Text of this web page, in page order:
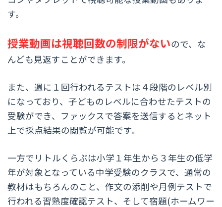
す。
授業動画は視聴回数の制限がないので、な
んども見返すことができます。
また、週に１回行われるテストは４段階のレベル別
になっており、子どものレベルに合わせたテストの
受験ができ、ファックスで答案を送信するとネット
上で採点結果の閲覧が可能です。
一方でリトルくらぶは小学１年生から３年生の低学
年が対象となっている中学受験のクラスで、通常の
教材はもちろんのこと、作文の添削や月例テストで
行われる習熟度確認テスト、そして宿題(ホームワー